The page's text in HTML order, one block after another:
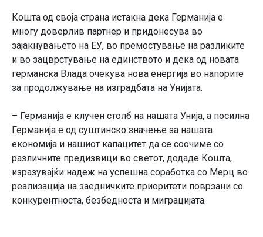
Кошта од своја страна истакна дека Германија е
многу доверлив партнер и придонесува во
зајакнувањето на ЕУ, во премостување на разликите
и во зацврстување на единството и дека од новата
германска Влада очекува нова енергија во напорите
за продолжување на изградбата на Унијата.
– Германија е клучен столб на нашата Унија, а посилна
Германија е од суштинско значење за нашата
економија и нашиот капацитет да се соочиме со
различните предизвици во светот, додаде Кошта,
изразувајќи надеж на успешна соработка со Мерц во
реализација на заедничките приоритети поврзани со
конкурентноста, безбедноста и миграцијата.